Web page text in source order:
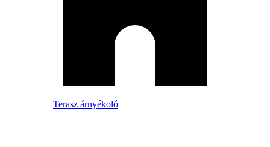
Terasz árnyékoló